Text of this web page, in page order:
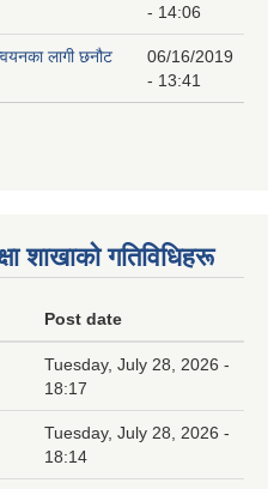
- 14:06
लागी छनौट
06/16/2019
- 13:41
शाखाकाे गतिविधिहरू
Post date
Tuesday, July 28, 2026 -
18:17
Tuesday, July 28, 2026 -
18:14